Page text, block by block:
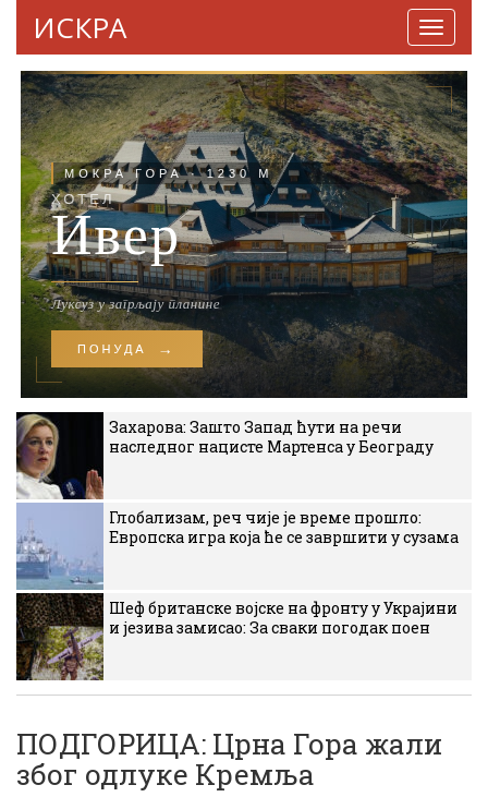
ИСКРА
Захарова: Зашто Запад ћути на речи
наследног нацисте Мартенса у Београду
Глобализам, реч чије је време прошло:
Европска игра која ће се завршити у сузама
Шеф британске војске на фронту у Украјини
и језива замисао: За сваки погодак поен
ПОДГОРИЦА: Црна Гора жали
због одлуке Кремља